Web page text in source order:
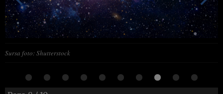
Sursa foto: Shutterstock